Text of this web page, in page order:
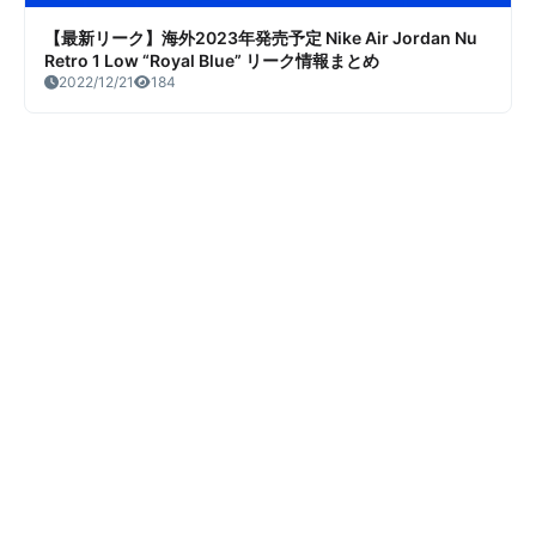
【最新リーク】海外2023年発売予定 Nike Air Jordan Nu
Retro 1 Low “Royal Blue” リーク情報まとめ
2022/12/21 184